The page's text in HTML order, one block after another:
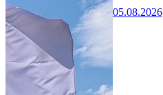
05.08.2026